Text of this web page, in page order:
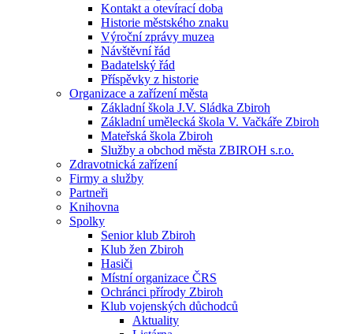
Kontakt a otevírací doba
Historie městského znaku
Výroční zprávy muzea
Návštěvní řád
Badatelský řád
Příspěvky z historie
Organizace a zařízení města
Základní škola J.V. Sládka Zbiroh
Základní umělecká škola V. Vačkáře Zbiroh
Mateřská škola Zbiroh
Služby a obchod města ZBIROH s.r.o.
Zdravotnická zařízení
Firmy a služby
Partneři
Knihovna
Spolky
Senior klub Zbiroh
Klub žen Zbiroh
Hasiči
Místní organizace ČRS
Ochránci přírody Zbiroh
Klub vojenských důchodců
Aktuality